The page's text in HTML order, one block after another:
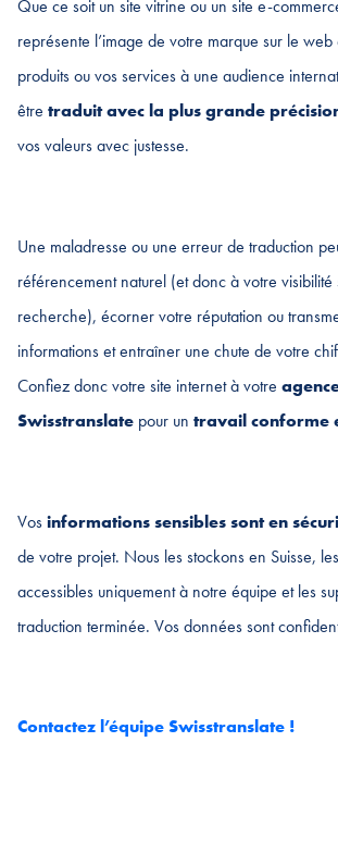
Que ce soit un site vitrine ou un site e-
représente l’image de votre marque sur le
produits ou vos services à une audience
être traduit avec la plus grande
vos valeurs avec justesse.
Une maladresse ou une erreur de traduction
référencement naturel (et donc à votre visibilité
recherche), écorner votre réputation ou
informations et entraîner une chute de votre
Confiez donc votre site internet à votre
Swisstranslate pour un travail conforme
Vosinformations sensibles sont en
de votre projet. Nous les stockons en Suisse,
accessibles uniquement à notre équipe et les
traduction terminée. Vos données sont
Contactez l’équipe Swisstranslate !